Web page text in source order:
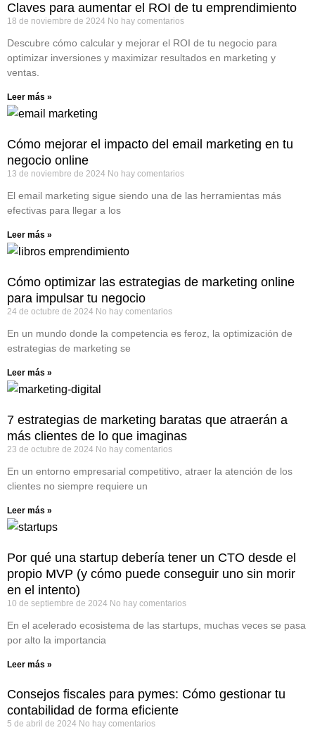
Claves para aumentar el ROI de tu emprendimiento
18 de noviembre de 2024 No hay comentarios
Descubre cómo calcular y mejorar el ROI de tu negocio para
optimizar inversiones y maximizar resultados en marketing y
ventas.
Leer más »
Cómo mejorar el impacto del email marketing en tu
negocio online
13 de noviembre de 2024 No hay comentarios
El email marketing sigue siendo una de las herramientas más
efectivas para llegar a los
Leer más »
Cómo optimizar las estrategias de marketing online
para impulsar tu negocio
24 de octubre de 2024 No hay comentarios
En un mundo donde la competencia es feroz, la optimización de
estrategias de marketing se
Leer más »
7 estrategias de marketing baratas que atraerán a
más clientes de lo que imaginas
23 de octubre de 2024 No hay comentarios
En un entorno empresarial competitivo, atraer la atención de los
clientes no siempre requiere un
Leer más »
Por qué una startup debería tener un CTO desde el
propio MVP (y cómo puede conseguir uno sin morir
en el intento)
10 de septiembre de 2024 No hay comentarios
En el acelerado ecosistema de las startups, muchas veces se pasa
por alto la importancia
Leer más »
Consejos fiscales para pymes: Cómo gestionar tu
contabilidad de forma eficiente
5 de abril de 2024 No hay comentarios